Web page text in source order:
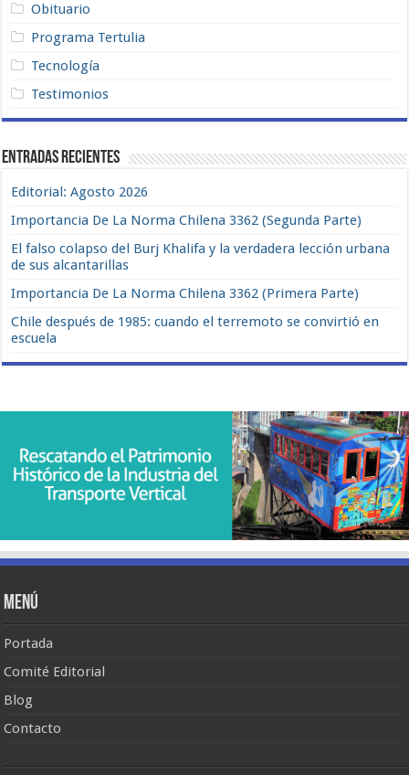
Obituario
Programa Tertulia
Tecnología
Testimonios
Entradas recientes
Editorial: Agosto 2026
Importancia De La Norma Chilena 3362 (Segunda Parte)
El falso colapso del Burj Khalifa y la verdadera lección urbana
de sus alcantarillas
Importancia De La Norma Chilena 3362 (Primera Parte)
Chile después de 1985: cuando el terremoto se convirtió en
escuela
Menú
Portada
Comité Editorial
Blog
Contacto